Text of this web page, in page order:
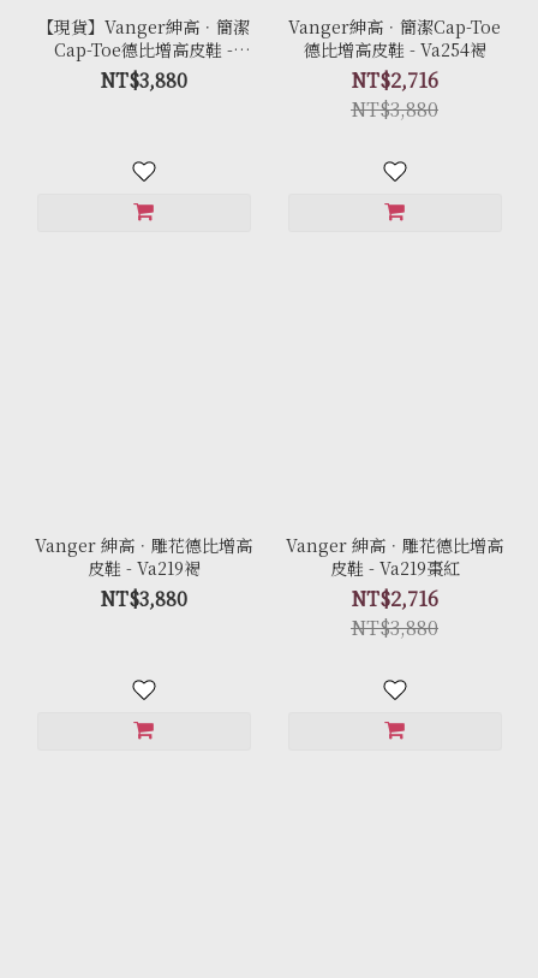
【現貨】Vanger紳高．簡潔
Cap-Toe德比增高皮鞋 -
Va254黑
NT$3,880
Vanger紳高．簡潔Cap-Toe
德比增高皮鞋 - Va254褐
NT$2,716
NT$3,880
Vanger 紳高．雕花德比增高
皮鞋 - Va219褐
NT$3,880
Vanger 紳高．雕花德比增高
皮鞋 - Va219棗紅
NT$2,716
NT$3,880